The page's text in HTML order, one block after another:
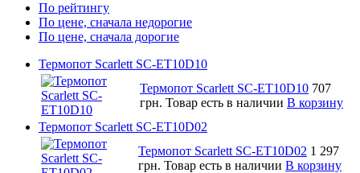
По рейтингу
По цене, сначала недорогие
По цене, сначала дорогие
Термопот Scarlett SC-ET10D10
Термопот Scarlett SC-ET10D10 707
грн. Товар есть в наличии В корзину
Термопот Scarlett SC-ET10D02
Термопот Scarlett SC-ET10D02 1 297
грн. Товар есть в наличии В корзину